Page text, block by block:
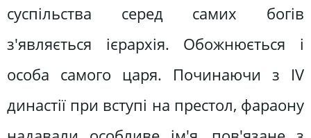
суспільства серед самих богів
з'являється ієрархія. Обожнюється і
особа самого царя. Починаючи з IV
династії при вступі на престол, фараону